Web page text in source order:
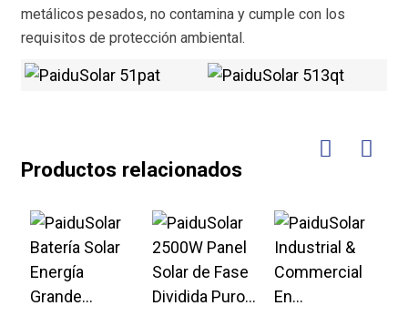
metálicos pesados, no contamina y cumple con los
requisitos de protección ambiental.
Productos relacionados